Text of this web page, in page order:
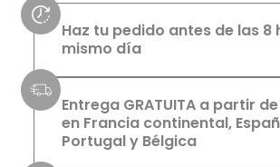
Haz tu pedido antes de las 8
mismo día
Entrega GRATUITA a partir
en Francia continental,
Portugal y Bélgica